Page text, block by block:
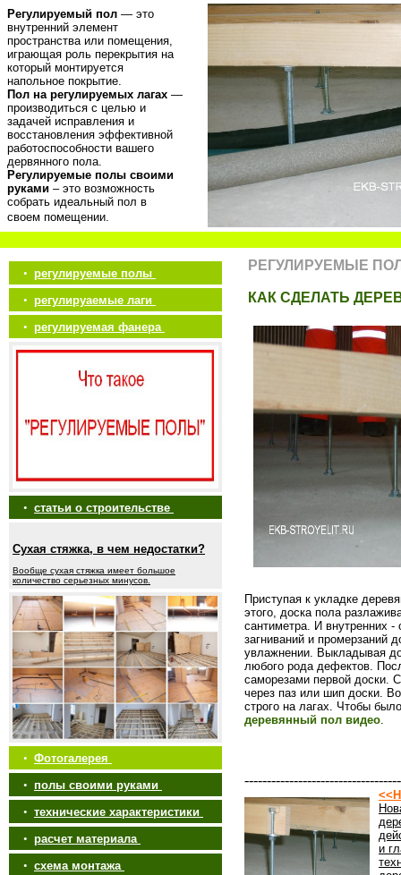
Регулируемый пол — это
внутренний элемент
пространства или помещения,
играющая роль перекрытия на
который монтируется
напольное покрытие.
Пол на регулируемых лагах —
производиться с целью и
задачей исправления и
восстановления эффективной
работоспособности вашего
дервянного пола.
Регулируемые полы своими
руками – это возможность
собрать идеальный пол в
своем помещении.
• регулируемые полы
• регулируаемые лаги
• регулируемая фанера
• статьи о строительстве
Сухая стяжка, в чем недостатки?
Вообще сухая стяжка имеет большое
количество серьезных минусов.
• Фотогалерея
• полы своими руками
• технические характеристики
• расчет материала
• схема монтажа
РЕГУЛИРУЕМЫЕ
КАК СДЕЛАТЬ
Приступая к укладке
этого, доска пола
сантиметра. И внутренних
загниваний и промерзаний
увлажнении. Выкладывая
любого рода дефектов.
саморезами первой доски.
через паз или шип доски.
строго на лагах. Чтобы
деревянный пол видео.
и